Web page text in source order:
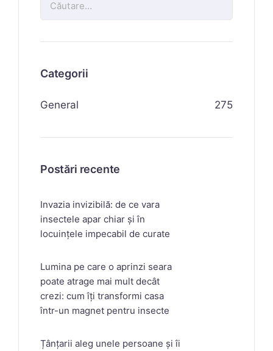
Categorii
General 275
Postări recente
Invazia invizibilă: de ce vara
insectele apar chiar și în
locuințele impecabil de curate
Lumina pe care o aprinzi seara
poate atrage mai mult decât
crezi: cum îți transformi casa
într-un magnet pentru insecte
Țânțarii aleg unele persoane și îi